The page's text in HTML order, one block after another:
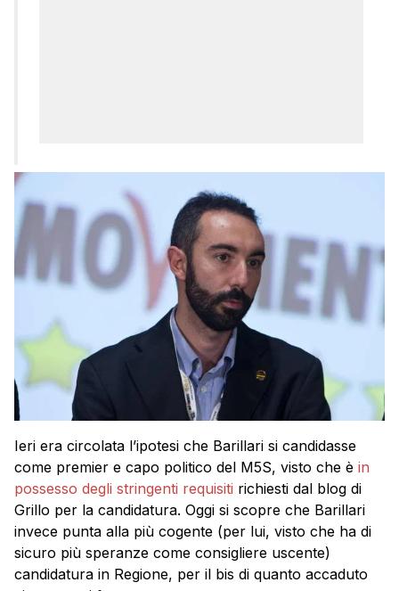
Ieri era circolata l’ipotesi che Barillari si candidasse
come premier e capo politico del M5S, visto che è in
possesso degli stringenti requisiti richiesti dal blog di
Grillo per la candidatura. Oggi si scopre che Barillari
invece punta alla più cogente (per lui, visto che ha di
sicuro più speranze come consigliere uscente)
candidatura in Regione, per il bis di quanto accaduto